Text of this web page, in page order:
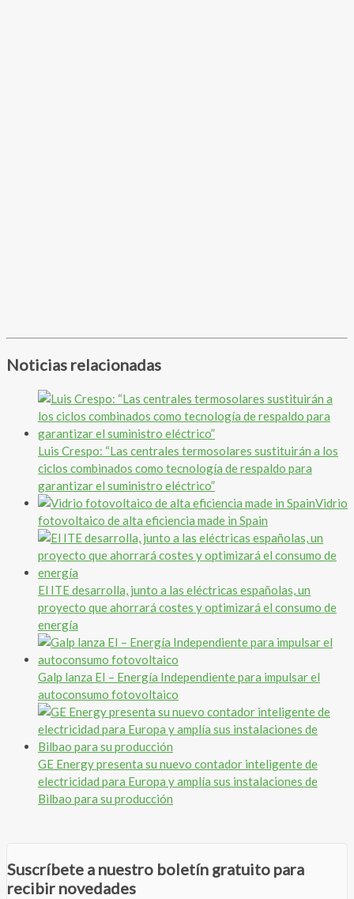
Noticias relacionadas
Luis Crespo: “Las centrales termosolares sustituirán a los
ciclos combinados como tecnología de respaldo para
garantizar el suministro eléctrico”
Vidrio
fotovoltaico de alta eficiencia made in Spain
El ITE desarrolla, junto a las eléctricas españolas, un
proyecto que ahorrará costes y optimizará el consumo de
energía
Galp lanza EI – Energía Independiente para impulsar el
autoconsumo fotovoltaico
GE Energy presenta su nuevo contador inteligente de
electricidad para Europa y amplía sus instalaciones de
Bilbao para su producción
Suscríbete a nuestro boletín gratuito para
recibir novedades